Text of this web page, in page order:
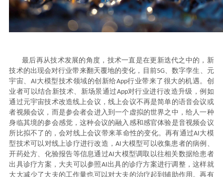
最后再从技术发展的角度，技术一直是在更新迭代之中的，新
技术的出现会对行业带来翻天覆地的变化，目前5G 、数字孪生、元
宇宙、 AI 大模型技术领域的创新给App行业带来了很大的机遇。创
业者可以结合新技术、新场景通过App对行业进行改造升级，例如
通过元宇宙技术改造线上会议，线上会议不再是简单的语音会议或
者视频会议，而是参会者会进入到一个虚拟的世界之中，给人一种
身临其境的参会感觉，这种会议的融入感和感官体验是音视频会议
所比拟不了的，会对线上会议带来革命性的变化。再有通过AI 大模
型技术可以对线上诊疗进行改造，AI 大模型可以收集患者的病例、
开药处方、化验报告等信息通过AI 大模型调取以往相关数据给患者
出具诊疗方案，大夫可以参照AI 出具的诊疗方案进行调整，这样就
大大减少了大夫的工作量也可以对大夫的治疗起到辅助作用。再有